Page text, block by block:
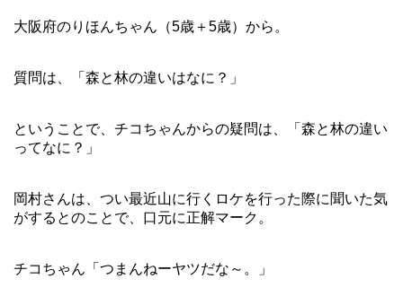
大阪府のりほんちゃん（5歳＋5歳）から。
質問は、「森と林の違いはなに？」
ということで、チコちゃんからの疑問は、「森と林の違い
ってなに？」
岡村さんは、つい最近山に行くロケを行った際に聞いた気
がするとのことで、口元に正解マーク。
チコちゃん「つまんねーヤツだな～。」